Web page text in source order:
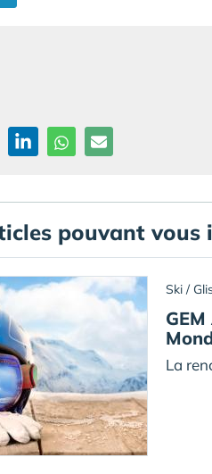
pouvant vous
Ski /
La